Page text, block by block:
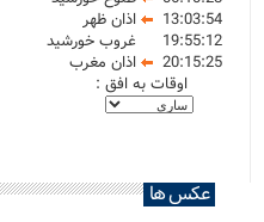
13:03:54
اذان ظهر
19:55:12
غروب خورشید
20:15:25
اذان مغرب
اوقات به افق :
عکس ها